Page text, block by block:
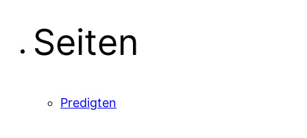
Seiten
Predigten